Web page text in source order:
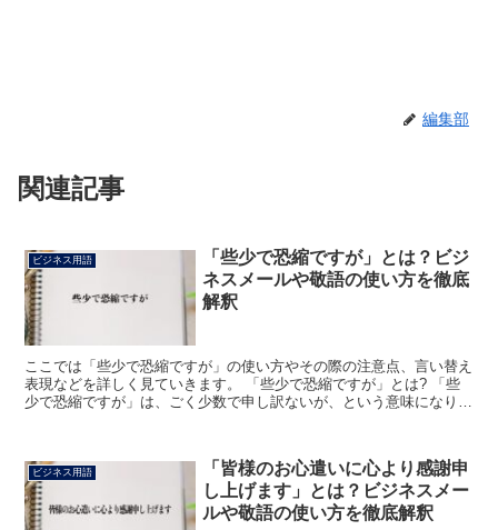
編集部
関連記事
ビジネス用語
「些少で恐縮ですが」とは？ビジ
ネスメールや敬語の使い方を徹底
解釈
ここでは「些少で恐縮ですが」の使い方やその際の注意点、言い替え
表現などを詳しく見ていきます。 「些少で恐縮ですが」とは? 「些
少で恐縮ですが」は、ごく少数で申し訳ないが、という意味になりま
ビジネス用語
「皆様のお心遣いに心より感謝申
し上げます」とは？ビジネスメー
ルや敬語の使い方を徹底解釈